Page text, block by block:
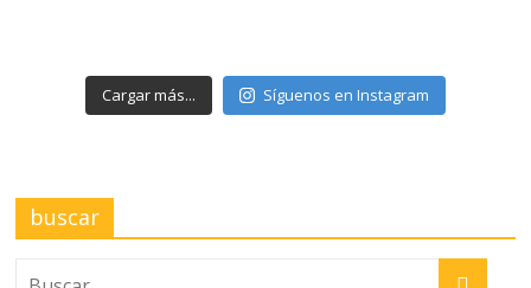
Cargar más... Síguenos en Instagram
buscar